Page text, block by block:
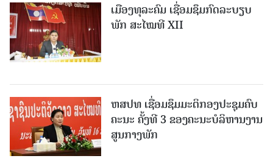
ເມືອງທຸລະຄົມ ເຊື່ອມຊຶມກົດລະບຽບ
ພັກ ສະໄໝທີ XII
ຫສປທ ເຊື່ອມຊຶມມະຕິກອງປະຊຸມຄົບ
ຄະນະ ຄັ້ງທີ 3 ຂອງຄະນະບໍລິຫານງານ
ສູນກາງພັກ